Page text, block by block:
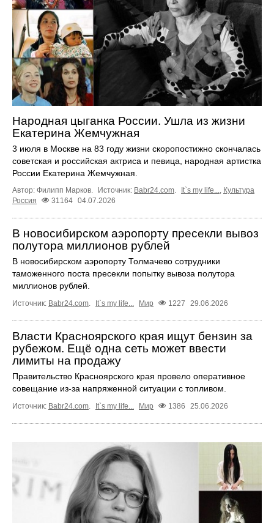
Народная цыганка России. Ушла из жизни
Екатерина Жемчужная
3 июля в Москве на 83 году жизни скоропостижно скончалась
советская и российская актриса и певица, народная артистка
России Екатерина Жемчужная.
Автор: Филипп Марков. Источник: Babr24.com It`s my life...
Культура
Россия
31164 04.07.2026
В новосибирском аэропорту пресекли вывоз
полутора миллионов рублей
В новосибирском аэропорту Толмачево сотрудники
таможенного поста пресекли попытку вывоза полутора
миллионов рублей.
Источник: Babr24.com. It`s my life... Мир 1227 29.06.2026
Власти Красноярского края ищут бензин за
рубежом. Ещё одна сеть может ввести
лимиты на продажу
Правительство Красноярского края провело оперативное
совещание из-за напряженной ситуации с топливом.
Источник: Babr24.com. It`s my life... Мир 1386 25.06.2026